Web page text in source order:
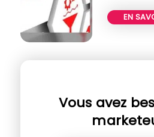
EN
Vous avez